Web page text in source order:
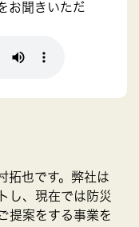
お聞きいただ
拓也です。弊社は
し、現在では防災
提案をする事業を